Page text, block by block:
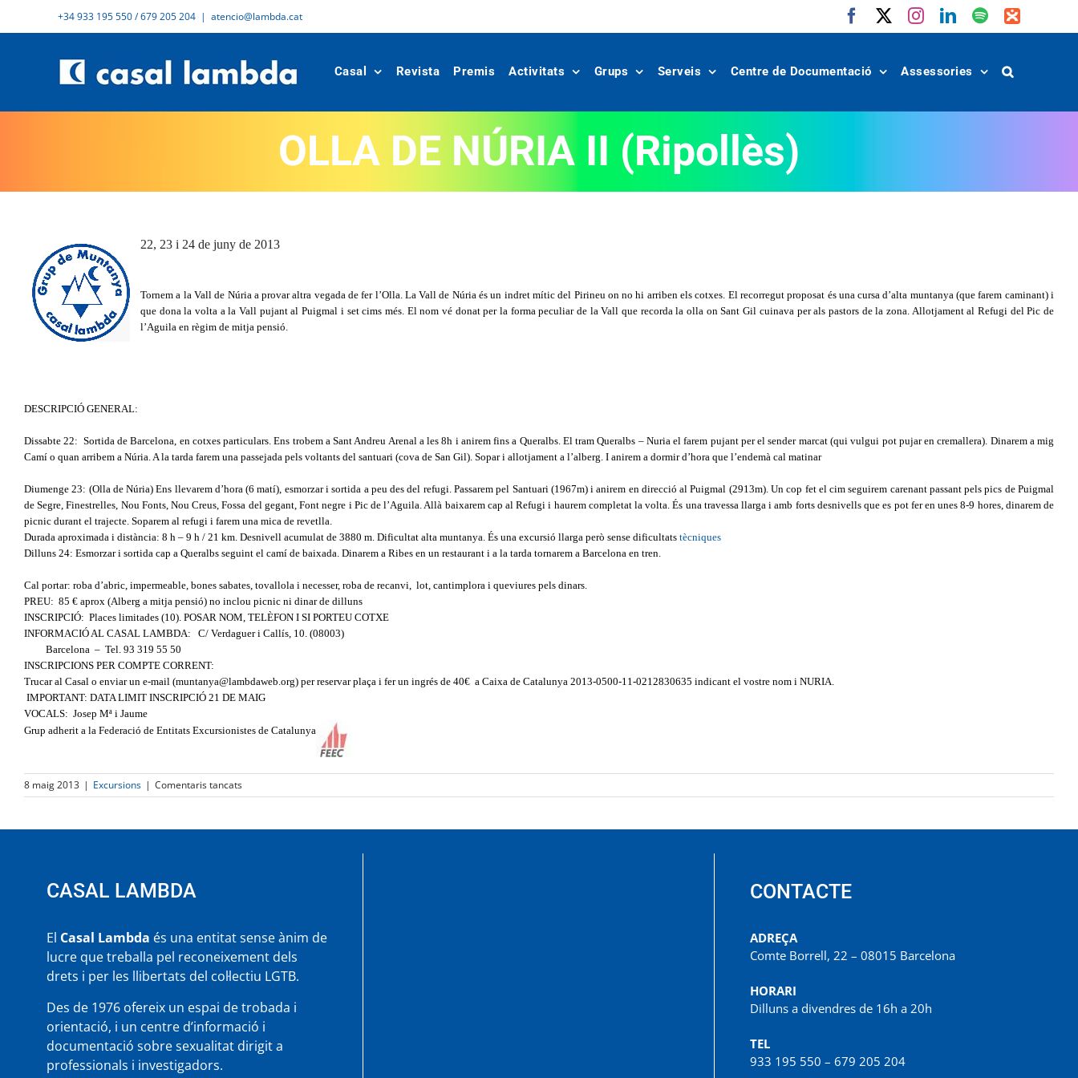
+34 933 195 550 / 679 205 204 | atencio@lambda.cat FacebookInstagram
LinkedIn
Spotify
IVoox
Casal Revista Premis Activitats Grups Serveis Centre de Documentació Assessories
OLLA DE NÚRIA II (Ripollès)
22, 23 i 24 de juny de 2013
Tornem a la Vall de Núria a provar altra vegada de fer l’Olla. La Vall de Núria és un indret mític del Pirineu on no hi arriben els cotxes. El recorregut proposat és una cursa d’alta muntanya (que farem caminant) i
que dona la volta a la Vall pujant al Puigmal i set cims més. El nom vé donat per la forma peculiar de la Vall que recorda la olla on Sant Gil cuinava per als pastors de la zona. Allotjament al Refugi del Pic de
l’Aguila en règim de mitja pensió.
DESCRIPCIÓ GENERAL:
Dissabte 22: Sortida de Barcelona, en cotxes particulars.Ens trobem a Sant Andreu Arenal a les 8h i anirem fins a Queralbs. El tram Queralbs – Nuria el farem pujant per el sender marcat (qui vulgui pot pujar en cremallera). Dinarem a mig
Camí o quan arribem a Núria. A la tarda farem una passejada pels voltants del santuari (cova de San Gil). Sopar i allotjament a l’alberg. I anirem a dormir d’hora que l’endemà cal matinar
Diumenge 23: (Olla de Núria) Ens llevarem d’hora (6 matí), esmorzar i sortida a peu des del refugi. Passarem pel Santuari (1967m) i anirem en direcció al Puigmal (2913m). Un cop fet el cim seguirem carenant passant pels pics de Puigmal
de Segre, Finestrelles, Nou Fonts, Nou Creus, Fossa del gegant, Font negre i Pic de l’Aguila. Allà baixarem cap al Refugi i haurem completat la volta. És una travessa llarga i amb forts desnivells que es pot fer en unes 8-9 hores, dinarem de
picnic durant el trajecte. Soparem al refugi i farem una mica de revetlla.
Durada aproximada i distància: 8 h – 9 h / 21 km. Desnivell acumulat de 3880 m. Dificultat alta muntanya. És una excursió llarga però sense dificultats tècniques
Dilluns 24: Esmorzar i sortida cap a Queralbs seguint el camí de baixada. Dinarem a Ribes en un restaurant i a la tarda tornarem a Barcelona en tren.
Cal portar: roba d’abric, impermeable, bones sabates, tovallola i necesser, roba de recanvi, lot, cantimplora i queviures pels dinars.
PREU: 85 € aprox (Alberg a mitja pensió) no inclou picnic ni dinar de dilluns
INSCRIPCIÓ: Places limitades (10). POSAR NOM, TELÈFON I SI PORTEU COTXE
INFORMACIÓ AL CASAL LAMBDA:
C/ Verdaguer i Callís, 10. (08003)
Barcelona – Tel. 93 319 55 50
INSCRIPCIONS PER COMPTE CORRENT:
Trucar al Casal o enviar un e-mail (muntanya@lambdaweb.org) per reservar plaça i fer un ingrés de 40€ a Caixa de Catalunya 2013-0500-11-0212830635 indicant el vostre nom i NURIA.
IMPORTANT: DATA LIMIT INSCRIPCIÓ 21 DE MAIG
VOCALS: Josep Mª i Jaume
Grup adherit a la Federació de Entitats Excursionistes de Catalunya
8 maig 2013 | Excursions | Comentaris tancatsa
OLLA
NÚRIA
CASAL LAMBDA
El Casal Lambda és una entitat sense ànim de
lucre que treballa pel reconeixement dels
drets i per les llibertats del col·lectiu LGTB.
Des de 1976 ofereix un espai de trobada i
orientació, i un centre d’informació i
documentació sobre sexualitat dirigit a
professionals i investigadors.
CONTACTE
ADREÇA
Comte Borrell, 22 – 08015 Barcelona
HORARI
Dilluns a divendres de 16h a 20h
TEL
933 195 550 – 679 205 204